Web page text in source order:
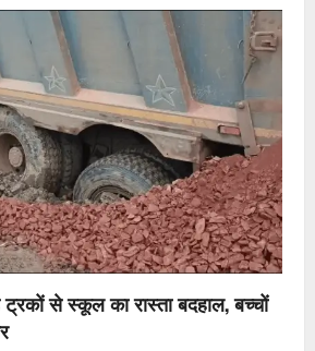
से स्कूल का रास्ता बदहाल, बच्चों